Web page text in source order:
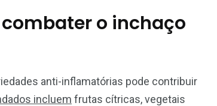
o inchaço
anti-inflamatórias pode contribuir
incluem frutas cítricas, vegetais